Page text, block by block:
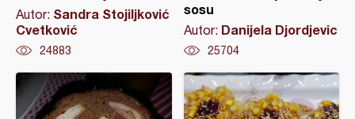
Autor: Sandra Stojiljković
Cvetković
24883
sosu
Autor: Danijela Djordjevic
25704